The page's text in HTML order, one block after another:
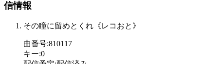
信情報
その瞳に留めとくれ《レコおと》
曲番号:810117
キー:0